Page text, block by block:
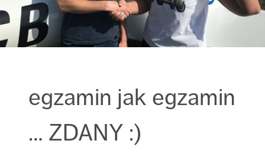
egzamin jak egzamin
… ZDANY :)